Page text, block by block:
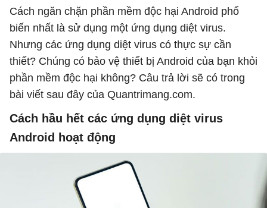
Cách ngăn chặn phần mềm độc hại Android phổ
biến nhất là sử dụng một ứng dụng diệt virus.
Nhưng các ứng dụng diệt virus có thực sự cần
thiết? Chúng có bảo vệ thiết bị Android của bạn khỏi
phần mềm độc hại không? Câu trả lời sẽ có trong
bài viết sau đây của Quantrimang.com.
Cách hầu hết các ứng dụng diệt virus
Android hoạt động